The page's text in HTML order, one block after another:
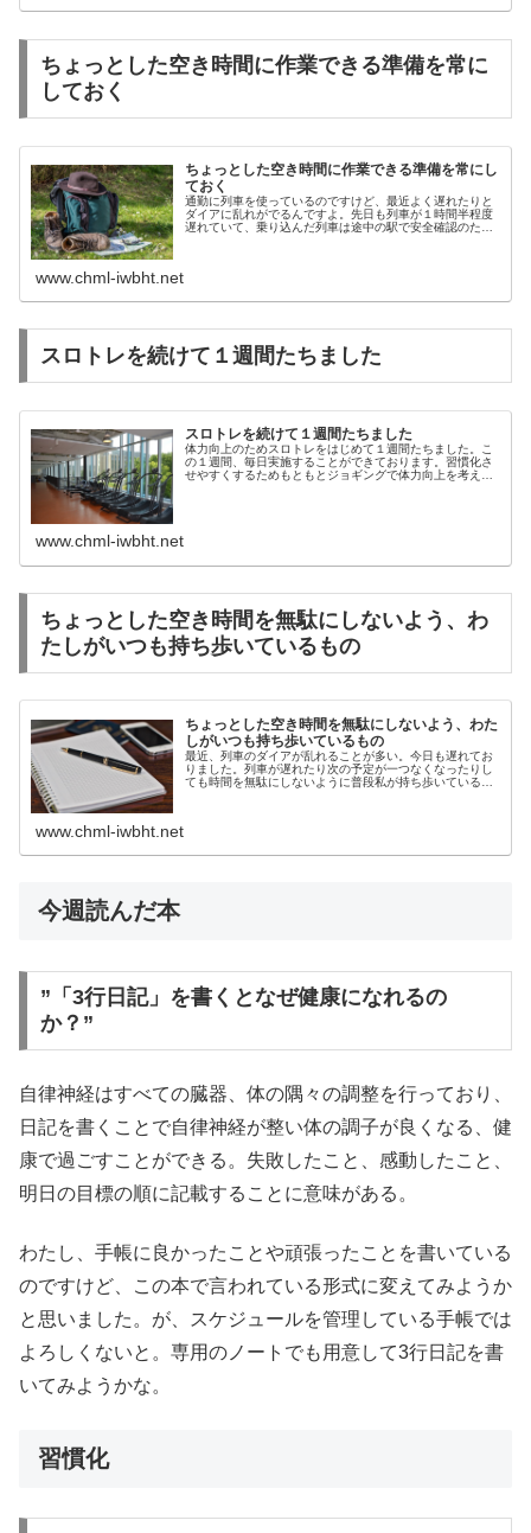
ちょっとした空き時間に作業できる準備を常に
しておく
ちょっとした空き時間に作業できる準備を常にし
ておく
通勤に列車を使っているのですけど、最近よく遅れたりと
ダイアに乱れがでるんですよ。先日も列車が１時間半程度
遅れていて、乗り込んだ列車は途中の駅で安全確認のため
www.chml-iwbht.net
スロトレを続けて１週間たちました
スロトレを続けて１週間たちました
体力向上のためスロトレをはじめて１週間たちました。こ
の１週間、毎日実施することができております。習慣化さ
せやすくするためもともとジョギングで体力向上を考えて
www.chml-iwbht.net
ちょっとした空き時間を無駄にしないよう、わ
たしがいつも持ち歩いているもの
ちょっとした空き時間を無駄にしないよう、わた
しがいつも持ち歩いているもの
最近、列車のダイアが乱れることが多い。今日も遅れてお
りました。列車が遅れたり次の予定が一つなくなったりし
ても時間を無駄にしないように普段私が持ち歩いているも
www.chml-iwbht.net
今週読んだ本
”「3行日記」を書くとなぜ健康になれるの
か？”
自律神経はすべての臓器、体の隅々の調整を行っており、
日記を書くことで自律神経が整い体の調子が良くなる、健
康で過ごすことができる。失敗したこと、感動したこと、
明日の目標の順に記載することに意味がある。
わたし、手帳に良かったことや頑張ったことを書いている
のですけど、この本で言われている形式に変えてみようか
と思いました。が、スケジュールを管理している手帳では
よろしくないと。専用のノートでも用意して3行日記を書
いてみようかな。
習慣化